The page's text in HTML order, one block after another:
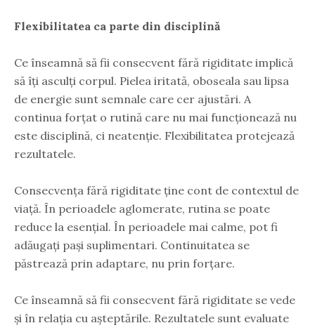
Flexibilitatea ca parte din disciplină
Ce înseamnă să fii consecvent fără rigiditate implică
să îți asculți corpul. Pielea iritată, oboseala sau lipsa
de energie sunt semnale care cer ajustări. A
continua forțat o rutină care nu mai funcționează nu
este disciplină, ci neatenție. Flexibilitatea protejează
rezultatele.
Consecvența fără rigiditate ține cont de contextul de
viață. În perioadele aglomerate, rutina se poate
reduce la esențial. În perioadele mai calme, pot fi
adăugați pași suplimentari. Continuitatea se
păstrează prin adaptare, nu prin forțare.
Ce înseamnă să fii consecvent fără rigiditate se vede
și în relația cu așteptările. Rezultatele sunt evaluate